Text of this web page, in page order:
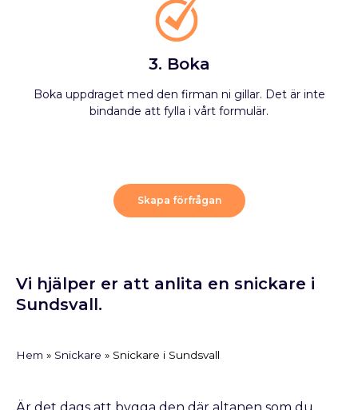
3. Boka
Boka uppdraget med den firman ni gillar. Det är inte
bindande att fylla i vårt formulär.
Skapa förfrågan
Vi hjälper er att anlita en snickare i
Sundsvall.
Hem » Snickare » Snickare i Sundsvall